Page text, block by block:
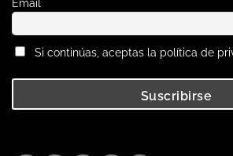
Si continúas, aceptas la política de